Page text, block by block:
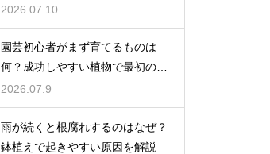
く紹介
2026.07.10
園芸初心者がまず育てるものは
何？成功しやすい植物で最初の一
歩を踏み出そう
2026.07.9
雨が続くと根腐れするのはなぜ？
鉢植えで起きやすい原因を解説